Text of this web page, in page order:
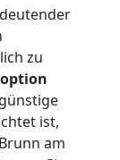
zu
ist,
am